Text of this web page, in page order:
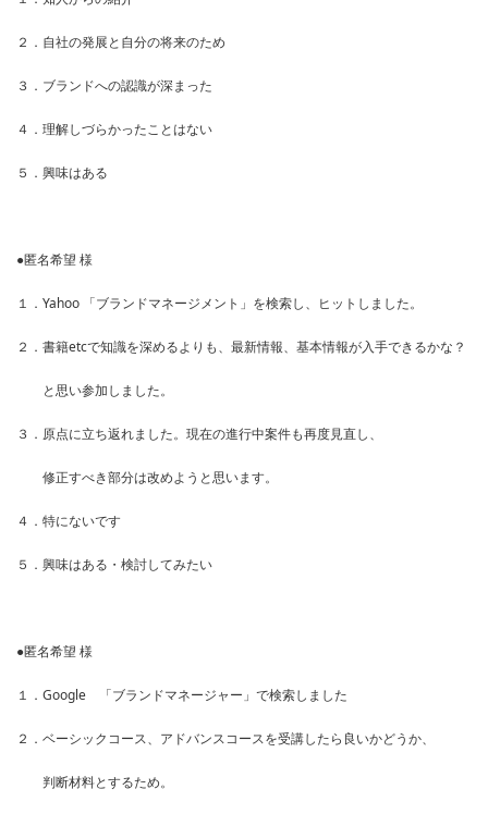
２．自社の発展と自分の将来のため
３．ブランドへの認識が深まった
４．理解しづらかったことはない
５．興味はある
●匿名希望 様
１．Yahoo 「ブランドマネージメント」を検索し、ヒットしました。
２．書籍etcで知識を深めるよりも、最新情報、基本情報が入手できるかな？
と思い参加しました。
３．原点に立ち返れました。現在の進行中案件も再度見直し、
修正すべき部分は改めようと思います。
４．特にないです
５．興味はある・検討してみたい
●匿名希望 様
１．Google 「ブランドマネージャー」で検索しました
２．ベーシックコース、アドバンスコースを受講したら良いかどうか、
判断材料とするため。